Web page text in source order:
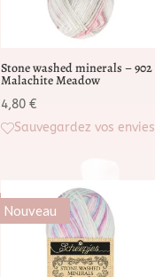
Stone washed minerals – 902
Malachite Meadow
4,80€
Sauvegardez vos envies
Nouveau